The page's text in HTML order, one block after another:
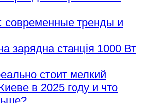
современные тренды и
зарядна станція 1000 Вт
стоит мелкий
в 2025 году и что